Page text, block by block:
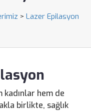
> Lazer Epilasyon
hem de
birlikte, sağlık